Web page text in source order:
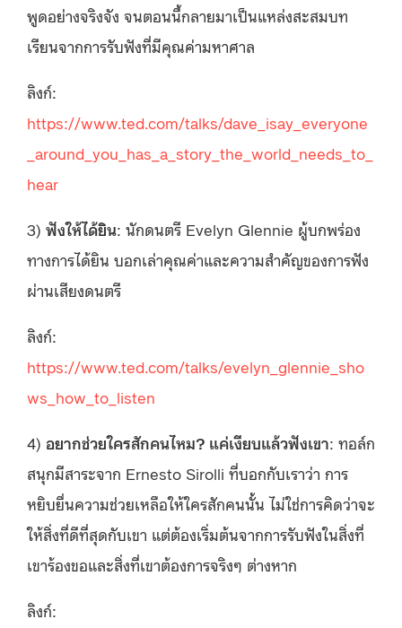
พูดอย่างจริงจัง จนตอนนี้กลายมาเป็นแหล่งสะสมบท
เรียนจากการรับฟังที่มีคุณค่ามหาศาล
ลิงก์:
https://www.ted.com/talks/dave_isay_everyone
_around_you_has_a_story_the_world_needs_to_
hear
3) ฟังให้ได้ยิน: นักดนตรี Evelyn Glennie ผู้บกพร่อง
ทางการได้ยิน บอกเล่าคุณค่าและความสำคัญของการฟัง
ผ่านเสียงดนตรี
ลิงก์:
https://www.ted.com/talks/evelyn_glennie_sho
ws_how_to_listen
4) อยากช่วยใครสักคนไหม? แค่เงียบแล้วฟังเขา: ทอล์ก
สนุกมีสาระจาก Ernesto Sirolli ที่บอกกับเราว่า การ
หยิบยื่นความช่วยเหลือให้ใครสักคนนั้น ไม่ใช่การคิดว่าจะ
ให้สิ่งที่ดีที่สุดกับเขา แต่ต้องเริ่มต้นจากการรับฟังในสิ่งที่
เขาร้องขอและสิ่งที่เขาต้องการจริงๆ ต่างหาก
ลิงก์: